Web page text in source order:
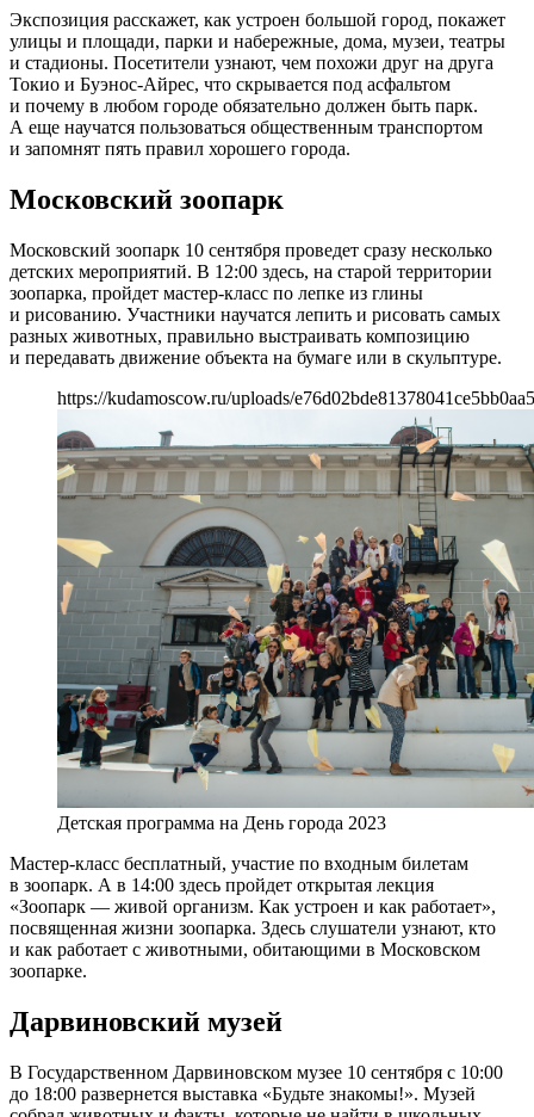
Экспозиция расскажет, как устроен большой город, покажет
улицы и площади, парки и набережные, дома, музеи, театры
и стадионы. Посетители узнают, чем похожи друг на друга
Токио и Буэнос-Айрес, что скрывается под асфальтом
и почему в любом городе обязательно должен быть парк.
А еще научатся пользоваться общественным транспортом
и запомнят пять правил хорошего города.
Московский зоопарк
Московский зоопарк 10 сентября проведет сразу несколько
детских мероприятий. В 12:00 здесь, на старой территории
зоопарка, пройдет мастер-класс по лепке из глины
и рисованию. Участники научатся лепить и рисовать самых
разных животных, правильно выстраивать композицию
и передавать движение объекта на бумаге или в скульптуре.
https://kudamoscow.ru/uploads/
Детская программа на День города 2023
Мастер-класс бесплатный, участие по входным билетам
в зоопарк. А в 14:00 здесь пройдет открытая лекция
«Зоопарк — живой организм. Как устроен и как работает»,
посвященная жизни зоопарка. Здесь слушатели узнают, кто
и как работает с животными, обитающими в Московском
зоопарке.
Дарвиновский музей
В Государственном Дарвиновском музее 10 сентября с 10:00
до 18:00 развернется выставка «Будьте знакомы!». Музей